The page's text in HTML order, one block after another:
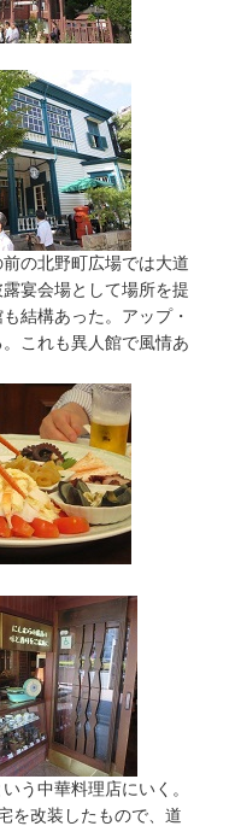
の北野町広場では大道
宴会場として場所を提
結構あった。アップ・
これも異人館で風情あ
う中華料理店にいく。
を改装したもので、道